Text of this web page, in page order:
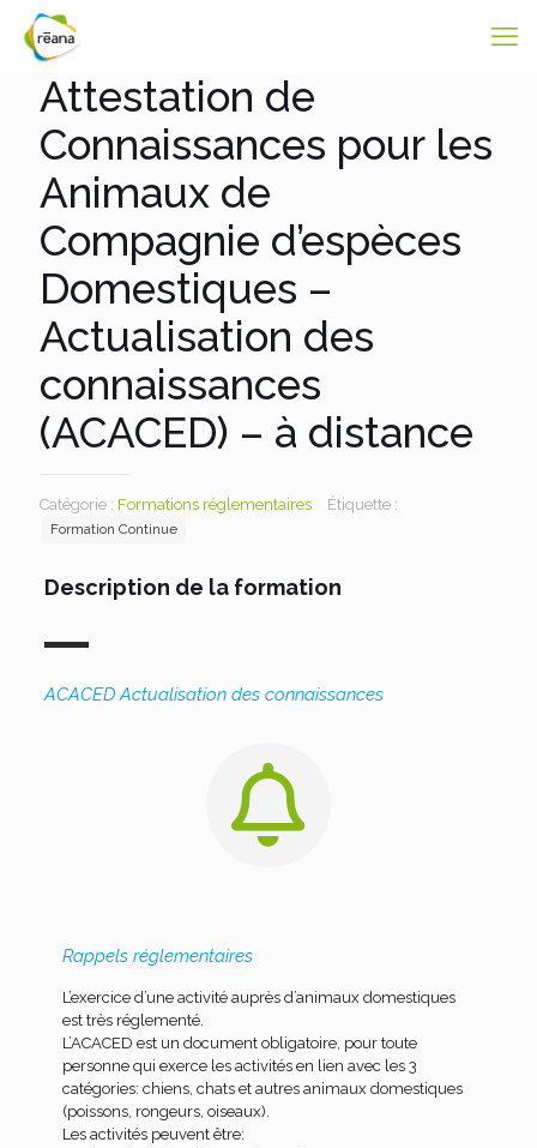
Attestation de
Connaissances pour les
Animaux de
Compagnie d’espèces
Domestiques –
Actualisation des
connaissances
(ACACED) – à distance
Catégorie : Formations réglementaires Étiquette :
Formation Continue
Description de la formation
ACACED Actualisation des connaissances
Rappels réglementaires
L’exercice d’une activité auprès d’animaux domestiques
est très réglementé.
L’ACACED est un document obligatoire, pour toute
personne qui exerce les activités en lien avec les 3
catégories: chiens, chats et autres animaux domestiques
(poissons, rongeurs, oiseaux).
Les activités peuvent être: